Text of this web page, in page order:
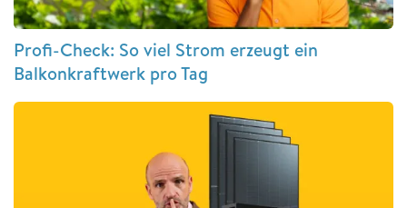
Profi-Check: So viel Strom erzeugt ein
Balkonkraftwerk pro Tag